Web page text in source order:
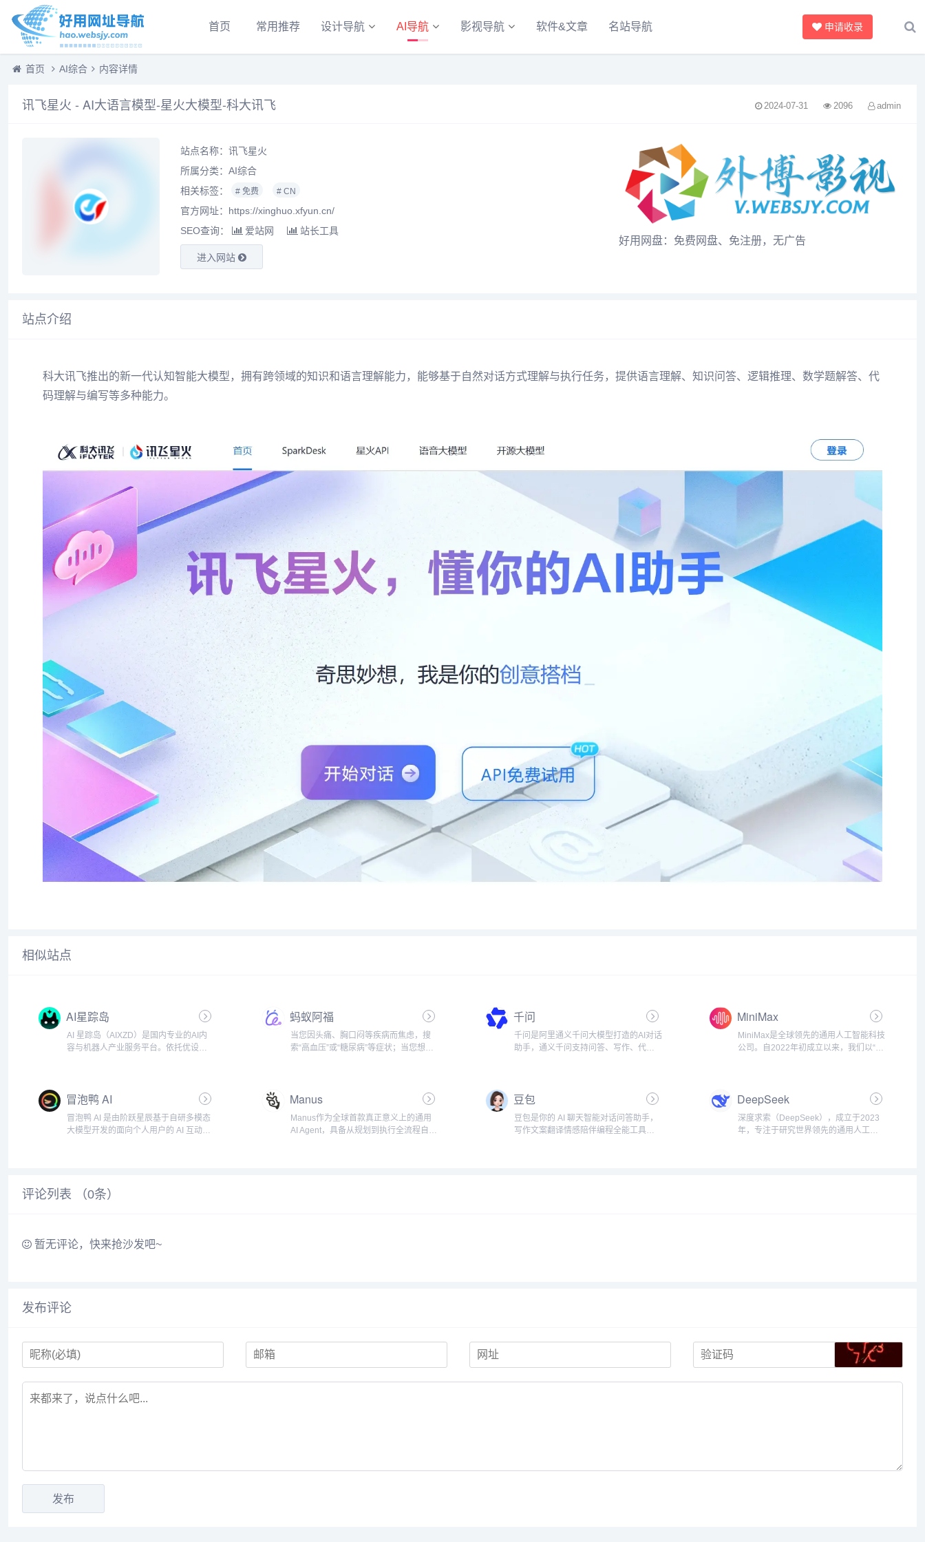
首页 常用推荐 设计导航 AI导航 影视导航 软件&文章 名站导航 申请收录
首页 AI综合 内容详情
讯飞星火 - AI大语言模型-星火大模型-科大讯飞 2024-07-31 2096 admin
站点名称：讯飞星火
所属分类： AI综合
相关标签：
# 免费 # CN
官方网址：https://xinghuo.xfyun.cn/
SEO查询：
爱站网 站长工具
进入网站
好用网盘：免费网盘、免注册，无广告
站点介绍
科大讯飞推出的新一代认知智能大模型，拥有跨领域的知识和语言理解能力，能够基于自然对话方式理解与执行任务，提供语言理解、知识问答、逻辑推理、数学题解答、代
码理解与编写等多种能力。
相似站点
AI星踪岛
AI 星踪岛（AIXZD）是国内专业的AI内
容与机器人产业服务平台。依托优设网
台。助力用...
蚂蚁阿福
当您因头痛、胸口闷等疾病而焦虑，搜
索“高血压”或“糖尿病”等症状；当您想了
务。 &nbs...
千问
千问是阿里通义千问大模型打造的AI对话
助手，通义千问支持问答、写作、代
MiniMax
MiniMax是全球领先的通用人工智能科技
公司。自2022年初成立以来，我们以“与
模...
冒泡鸭 AI
冒泡鸭 AI 是由阶跃星辰基于自研多模态
大模型开发的面向个人用户的 AI 互动平
Manus
Manus作为全球首款真正意义上的通用
AI Agent，具备从规划到执行全流程自主
豆包
豆包是你的 AI 聊天智能对话问答助手，
写作文案翻译情感陪伴编程全能工具。
DeepSeek
深度求索（DeepSeek），成立于2023
年，专注于研究世界领先的通用人工智
评论列表 （0条）
暂无评论，快来抢沙发吧~
发布评论